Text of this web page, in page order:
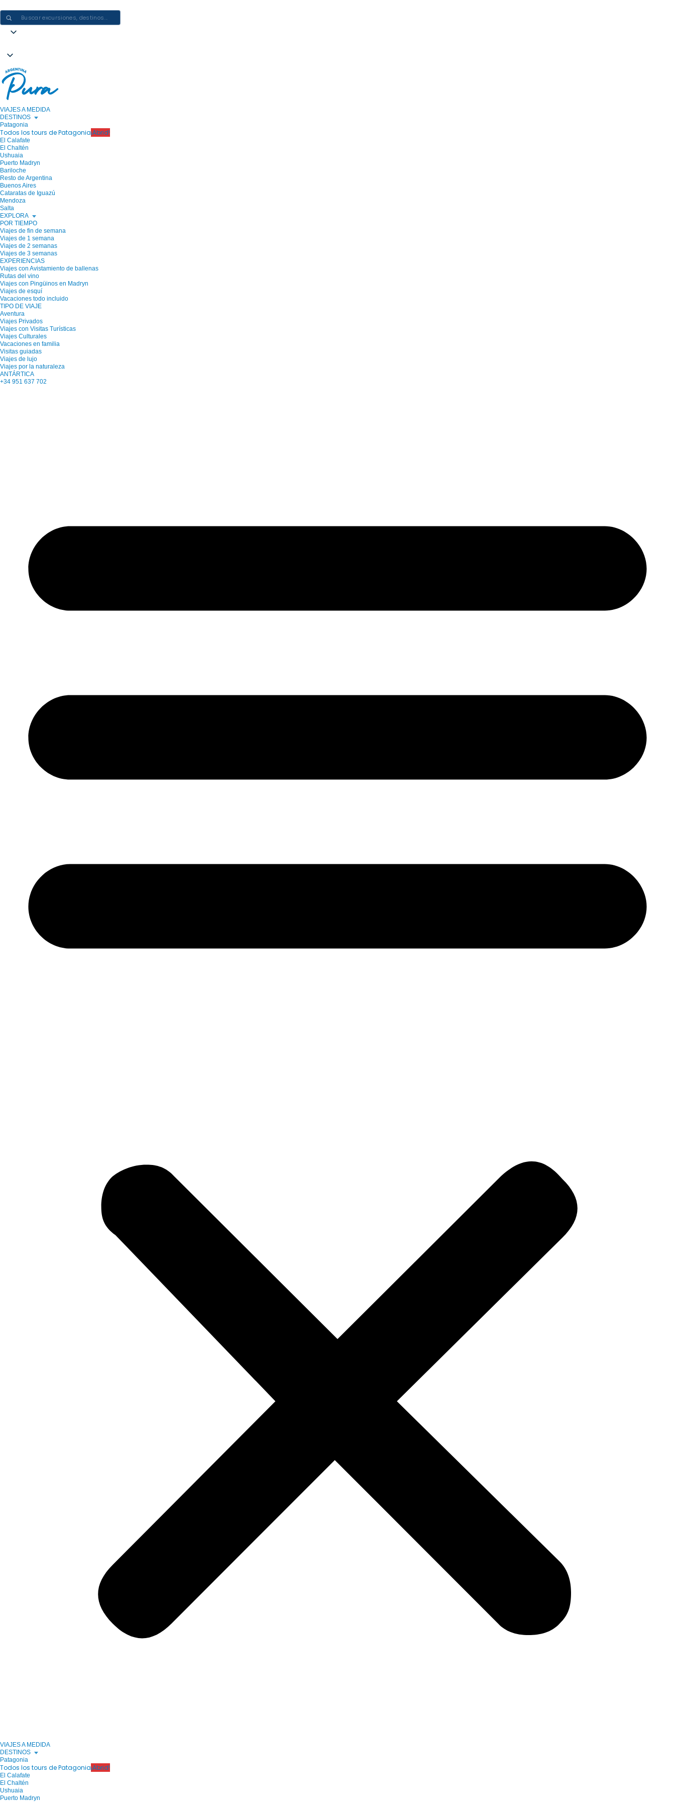
VIAJES A MEDIDA
DESTINOS
Patagonia
Todos los tours de Patagonia¡Abrid!
El Calafate
El Chaltén
Ushuaia
Puerto Madryn
Bariloche
Resto de Argentina
Buenos Aires
Cataratas de Iguazú
Mendoza
Salta
EXPLORA
POR TIEMPO
Viajes de fin de semana
Viajes de 1 semana
Viajes de 2 semanas
Viajes de 3 semanas
EXPERIENCIAS
Viajes con Avistamiento de ballenas
Rutas del vino
Viajes con Pingüinos en Madryn
Viajes de esquí
Vacaciones todo incluido
TIPO DE VIAJE
Aventura
Viajes Privados
Viajes con Visitas Turísticas
Viajes Culturales
Vacaciones en familia
Visitas guiadas
Viajes de lujo
Viajes por la naturaleza
ANTÁRTICA
+34 951 637 702
VIAJES A MEDIDA
DESTINOS
Patagonia
Todos los tours de Patagonia¡Abrid!
El Calafate
El Chaltén
Ushuaia
Puerto Madryn